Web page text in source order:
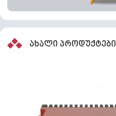
ახალი პროდუქტები